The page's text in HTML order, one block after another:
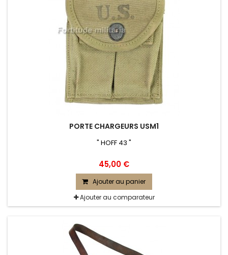
PORTE CHARGEURS USM1
" HOFF 43 "
45,00 €
Ajouter au panier
Ajouter au comparateur